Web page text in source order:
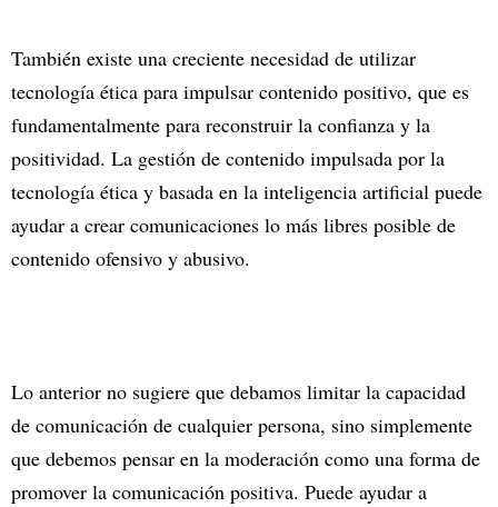
También existe una creciente necesidad de utilizar
tecnología ética para impulsar contenido positivo, que es
fundamentalmente para reconstruir la confianza y la
positividad. La gestión de contenido impulsada por la
tecnología ética y basada en la inteligencia artificial puede
ayudar a crear comunicaciones lo más libres posible de
contenido ofensivo y abusivo.
Lo anterior no sugiere que debamos limitar la capacidad
de comunicación de cualquier persona, sino simplemente
que debemos pensar en la moderación como una forma de
promover la comunicación positiva. Puede ayudar a